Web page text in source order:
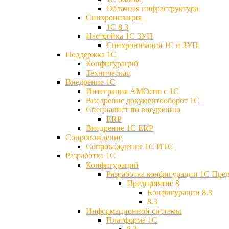
Облачная инфраструктура
Синхронизация
1С 8.3
Настройка 1С ЗУП
Синхронизация 1С и ЗУП
Поддержка 1С
Конфигураций
Техническая
Внедрение 1С
Интеграция AMOcrm с 1C
Внедрение документооборот 1С
Специалист по внедрению
ERP
Внедрение 1С ERP
Cопровождение
Cопровождение 1С ИТС
Разработка 1C
Конфигураций
Разработка конфигурации 1С
Предприятие 8
Конфигурации 8.3
8.3
Информационной системы
Платформа 1С